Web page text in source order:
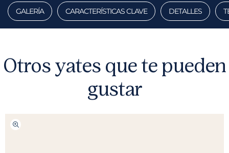
GALERÍA CARACTERÍSTICAS CLAVE DETALLES
Otros yates que te pueden
gustar